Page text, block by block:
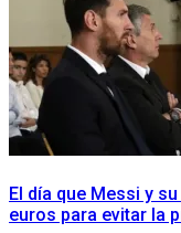
El día que Messi y
euros para evitar la